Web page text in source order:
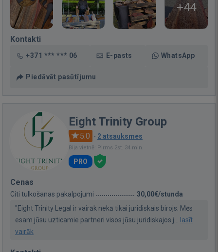
+44
Kontakti
+371 *** *** 06 E-pasts WhatsApp
Piedāvāt pasūtījumu
Eight Trinity Group
5.0 · 2 atsauksmes
Bija vietnē: Pirms 2st. 34 min.
PRO
Cenas
Citi tulkošanas pakalpojumi
30,00€/stunda
"Eight Trinity Legal ir vairāk nekā tikai juridiskais birojs. Mēs
esam jūsu uzticamie partneri visos jūsu juridiskajos j... lasīt
vairāk